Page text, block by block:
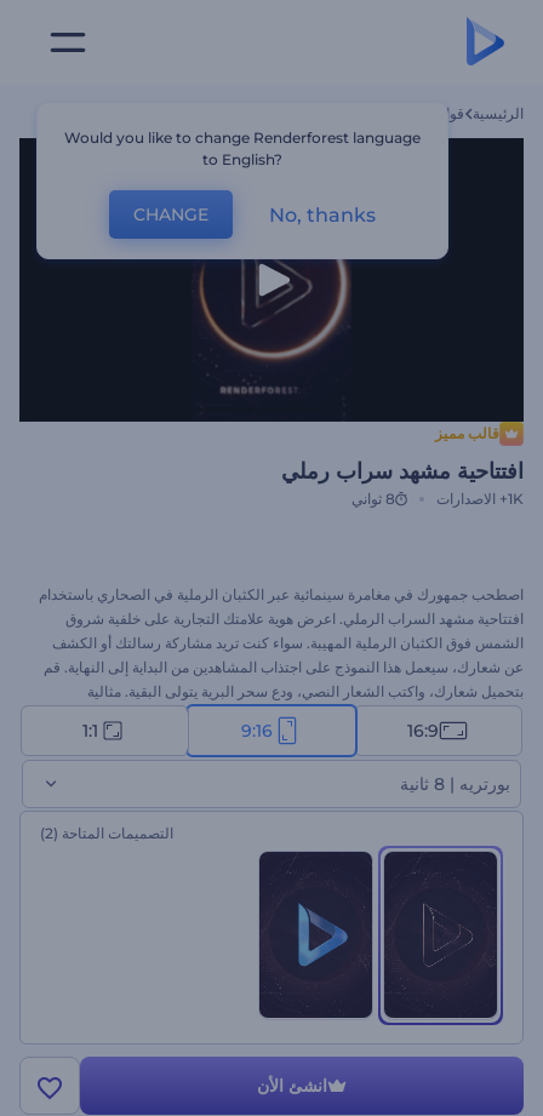
الرئيسية قوالب
قالب مميز
افتتاحية مشهد سراب رملي
1K+ الاصدارات 8 ثواني
اصطحب جمهورك في مغامرة سينمائية عبر الكثبان الرملية في الصحاري باستخدام
افتتاحية مشهد السراب الرملي. اعرض هوية علامتك التجارية على خلفية شروق
الشمس فوق الكثبان الرملية المهيبة. سواء كنت تريد مشاركة رسالتك أو الكشف
عن شعارك، سيعمل هذا النموذج على اجتذاب المشاهدين من البداية إلى النهاية. قم
بتحميل شعارك، واكتب الشعار النصي، ودع سحر البرية يتولى البقية. مثالية
للافتتاحيات السينمائية، وتقديم العلامة التجارية، أو أي عرض تقديمي تريد أن تترك به
انطباع أول مذهل. جرب الآن!
16:9
9:16
1:1
بورتريه | 8 ثانية
التصميمات المتاحة (2)
انشئ الأن
Would you like to change Renderforest language
to English?
CHANGE No, thanks